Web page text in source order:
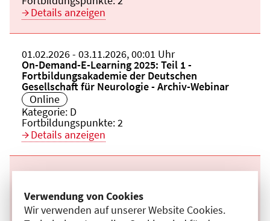
Verwendung von Cookies
Wir verwenden auf unserer Website Cookies.
Details anzeigen
Beginn:
01.02.2026Ende und Anfangszeit:
- 03.11.2026,00:01 Uhr
Veranstaltungstitel:
On-Demand-E-Learning 2025: Teil 1 -
Fortbildungsakademie der Deutschen
Gesellschaft für Neurologie - Archiv-Webinar
Veranstaltungsort:
Online
Kategorie: D
Fortbildungspunkte:2
Details anzeigen
Fortbildungsakademie der Deutschen
Gesellschaft für Neurologie - Archiv-Webinar